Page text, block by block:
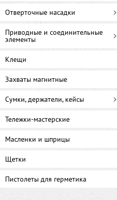
Отверточные насадки
Приводные и соединительные
элементы
Клещи
Захваты магнитные
Сумки, держатели, кейсы
Тележки-мастерские
Масленки и шприцы
Щетки
Пистолеты для герметика